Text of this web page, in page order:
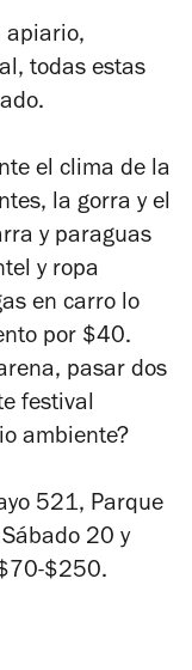
apiario,
todas estas
el clima de la
la gorra y el
y paraguas
y ropa
en carro lo
por $40.
pasar dos
festival
ambiente?
521, Parque
20 y
$250.